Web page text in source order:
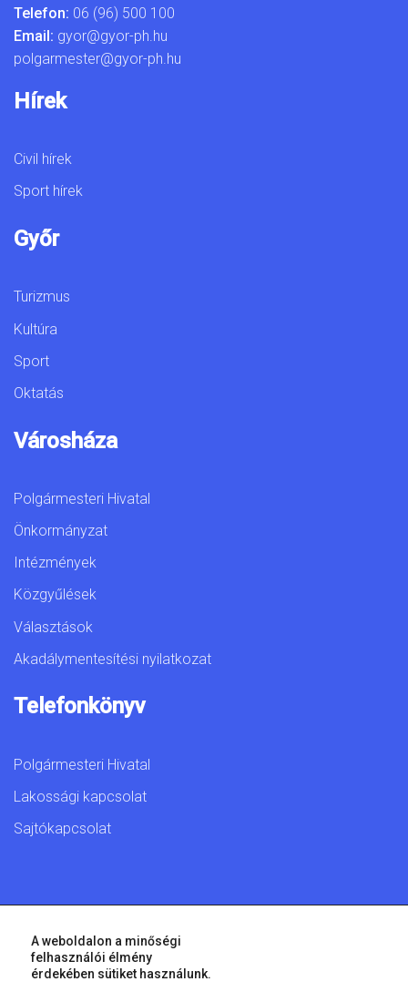
Telefon: 06 (96) 500 100
Email: gyor@gyor-ph.hu
polgarmester@gyor-ph.hu
Hírek
Civil hírek
Sport hírek
Győr
Turizmus
Kultúra
Sport
Oktatás
Városháza
Polgármesteri Hivatal
Önkormányzat
Intézmények
Közgyűlések
Választások
Akadálymentesítési nyilatkozat
Telefonkönyv
Polgármesteri Hivatal
Lakossági kapcsolat
Sajtókapcsolat
A weboldalon a minőségi
felhasználói élmény
érdekében sütiket használunk.